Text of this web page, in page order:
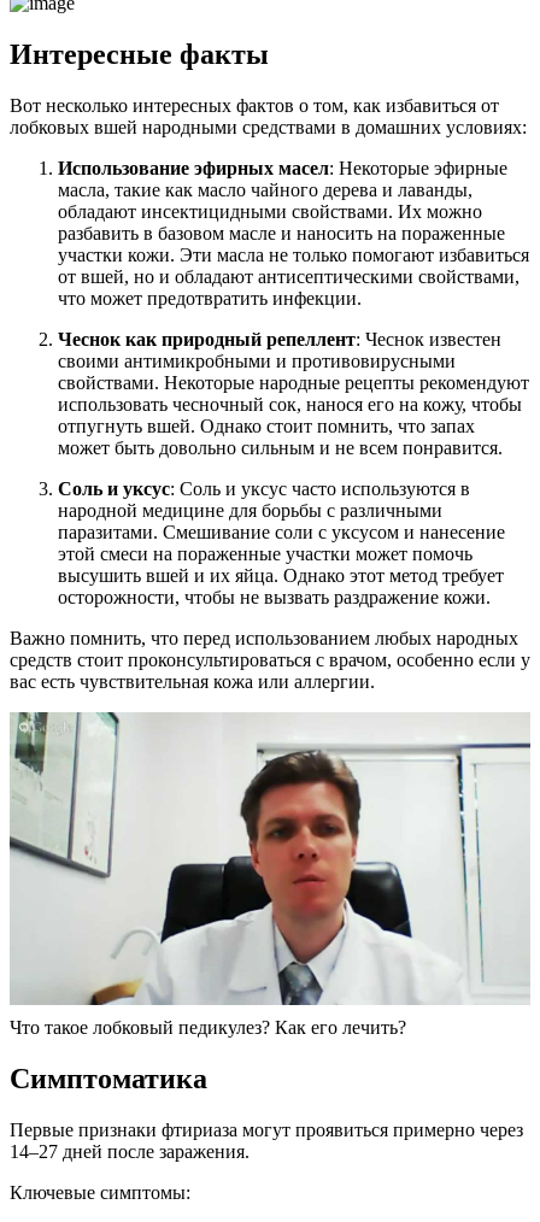
Интересные факты
Вот несколько интересных фактов о том, как избавиться от
лобковых вшей народными средствами в домашних условиях:
Использование эфирных масел: Некоторые эфирные
масла, такие как масло чайного дерева и лаванды,
обладают инсектицидными свойствами. Их можно
разбавить в базовом масле и наносить на пораженные
участки кожи. Эти масла не только помогают избавиться
от вшей, но и обладают антисептическими свойствами,
что может предотвратить инфекции.
Чеснок как природный репеллент: Чеснок известен
своими антимикробными и противовирусными
свойствами. Некоторые народные рецепты рекомендуют
использовать чесночный сок, нанося его на кожу, чтобы
отпугнуть вшей. Однако стоит помнить, что запах
может быть довольно сильным и не всем понравится.
Соль и уксус: Соль и уксус часто используются в
народной медицине для борьбы с различными
паразитами. Смешивание соли с уксусом и нанесение
этой смеси на пораженные участки может помочь
высушить вшей и их яйца. Однако этот метод требует
осторожности, чтобы не вызвать раздражение кожи.
Важно помнить, что перед использованием любых народных
средств стоит проконсультироваться с врачом, особенно если у
вас есть чувствительная кожа или аллергии.
Что такое лобковый педикулез? Как его лечить?
Симптоматика
Первые признаки фтириаза могут проявиться примерно через
14–27 дней после заражения.
Ключевые симптомы: